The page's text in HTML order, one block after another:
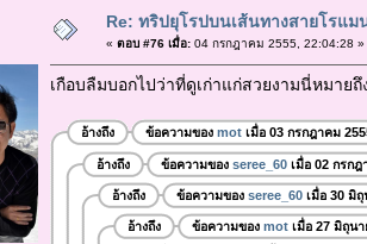
Re: ทริปยุโรปบนเส้นทางสายโรแม
« ตอบ #76 เมื่อ:04 กรกฎาคม 2555, 22:04:28 »
เกือบลืมบอกไปว่าที่ดูเก่าแก่สวยงามนี่หมาย
อ้างถึง ข้อความของ motเมื่อ 03 กรกฎาคม
อ้างถึง ข้อความของ seree_60เมื่อ 02 กรกฎ
อ้างถึง ข้อความของ seree_60เมื่อ 30 มิถุ
อ้างถึง ข้อความของ motเมื่อ 27 มิถุนา